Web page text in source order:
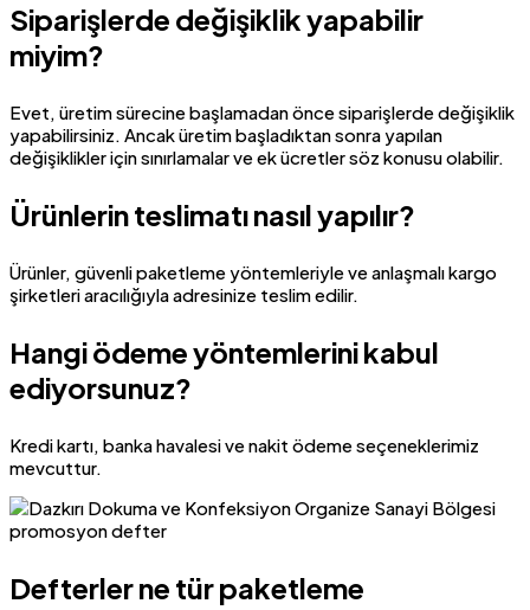
Siparişlerde değişiklik yapabilir
miyim?
Evet, üretim sürecine başlamadan önce siparişlerde değişiklik
yapabilirsiniz. Ancak üretim başladıktan sonra yapılan
değişiklikler için sınırlamalar ve ek ücretler söz konusu olabilir.
Ürünlerin teslimatı nasıl yapılır?
Ürünler, güvenli paketleme yöntemleriyle ve anlaşmalı kargo
şirketleri aracılığıyla adresinize teslim edilir.
Hangi ödeme yöntemlerini kabul
ediyorsunuz?
Kredi kartı, banka havalesi ve nakit ödeme seçeneklerimiz
mevcuttur.
Defterler ne tür paketleme